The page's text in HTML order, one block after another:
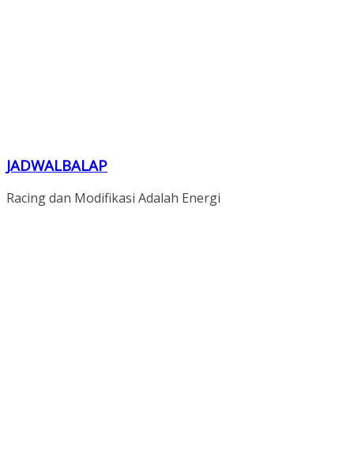
JADWALBALAP
Racing dan Modifikasi Adalah Energi